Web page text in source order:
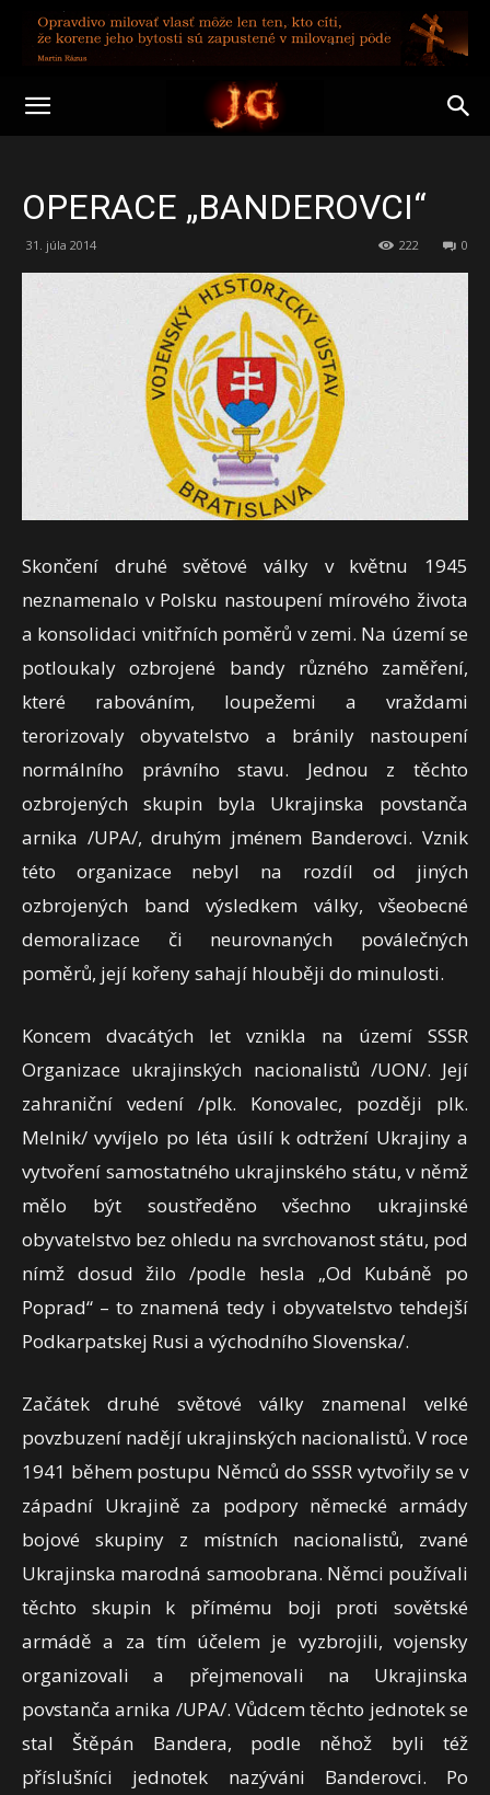
OPERACE „BANDEROVCI“
31. júla 2014 0
222
Skončení druhé světové války v květnu 1945
neznamenalo v Polsku nastoupení mírového života
a konsolidaci vnitřních poměrů v zemi. Na území se
potloukaly ozbrojené bandy různého zaměření,
které rabováním, loupežemi a vraždami
terorizovaly obyvatelstvo a bránily nastoupení
normálního právního stavu. Jednou z těchto
ozbrojených skupin byla Ukrajinska povstanča
arnika /UPA/, druhým jménem Banderovci. Vznik
této organizace nebyl na rozdíl od jiných
ozbrojených band výsledkem války, všeobecné
demoralizace či neurovnaných poválečných
poměrů, její kořeny sahají hlouběji do minulosti.
Koncem dvacátých let vznikla na území SSSR
Organizace ukrajinských nacionalistů /UON/. Její
zahraniční vedení /plk. Konovalec, později plk.
Melnik/ vyvíjelo po léta úsilí k odtržení Ukrajiny a
vytvoření samostatného ukrajinského státu, v němž
mělo být soustředěno všechno ukrajinské
obyvatelstvo bez ohledu na svrchovanost státu, pod
nímž dosud žilo /podle hesla „Od Kubáně po
Poprad“ – to znamená tedy i obyvatelstvo tehdejší
Podkarpatskej Rusi a východního Slovenska/.
Začátek druhé světové války znamenal velké
povzbuzení nadějí ukrajinských nacionalistů. V roce
1941 během postupu Němců do SSSR vytvořily se v
západní Ukrajině za podpory německé armády
bojové skupiny z místních nacionalistů, zvané
Ukrajinska marodná samoobrana. Němci používali
těchto skupin k přímému boji proti sovětské
armádě a za tím účelem je vyzbrojili, vojensky
organizovali a přejmenovali na Ukrajinska
povstanča arnika /UPA/. Vůdcem těchto jednotek se
stal Štěpán Bandera, podle něhož byli též
příslušníci jednotek nazýváni Banderovci. Po